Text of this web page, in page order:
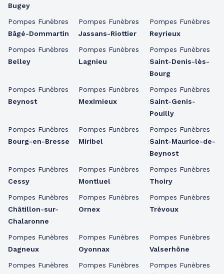
Bugey
Pompes Funèbres
Bâgé-Dommartin
Pompes Funèbres
Belley
Pompes Funèbres
Beynost
Pompes Funèbres
Bourg-en-Bresse
Pompes Funèbres
Cessy
Pompes Funèbres
Châtillon-sur-
Chalaronne
Pompes Funèbres
Dagneux
Pompes Funèbres
Pompes Funèbres
Jassans-Riottier
Pompes Funèbres
Lagnieu
Pompes Funèbres
Meximieux
Pompes Funèbres
Miribel
Pompes Funèbres
Montluel
Pompes Funèbres
Ornex
Pompes Funèbres
Oyonnax
Pompes Funèbres
Pompes Funèbres
Reyrieux
Pompes Funèbres
Saint-Denis-lès-
Bourg
Pompes Funèbres
Saint-Genis-
Pouilly
Pompes Funèbres
Saint-Maurice-de-
Beynost
Pompes Funèbres
Thoiry
Pompes Funèbres
Trévoux
Pompes Funèbres
Valserhône
Pompes Funèbres